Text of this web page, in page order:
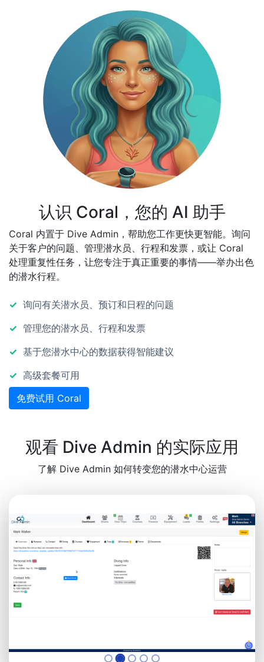
认识 Coral，您的 AI 助手
Coral 内置于 Dive Admin，帮助您工作更快更智能。询问
关于客户的问题、管理潜水员、行程和发票，或让 Coral
处理重复性任务，让您专注于真正重要的事情——举办出色
的潜水行程。
询问有关潜水员、预订和日程的问题
管理您的潜水员、行程和发票
基于您潜水中心的数据获得智能建议
高级套餐可用
免费试用 Coral
观看 Dive Admin 的实际应用
了解 Dive Admin 如何转变您的潜水中心运营